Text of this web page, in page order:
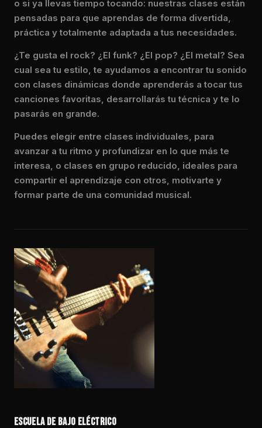
o si ya llevas tiempo tocando: nuestras clases están
pensadas para que aprendas de forma divertida,
práctica y totalmente adaptada a tus necesidades.
¿Te gusta el rock? ¿El funk? ¿El pop? ¿El metal? Sea
cual sea tu estilo, te ayudamos a encontrar tu sonido
con clases dinámicas donde aprenderás a tocar tus
canciones favoritas, desarrollarás tu técnica y te lo
pasarás en grande.
Puedes elegir entre clases individuales, para
avanzar a tu ritmo y profundizar en lo que más te
interesa, o clases en grupo reducido, ideales para
compartir el aprendizaje con otros, motivarte y
formar parte de una comunidad musical.
ESCUELA DE BAJO ELÉCTRICO